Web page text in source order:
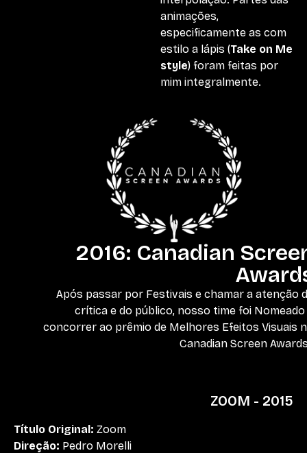
animações,
especificamente as com
estilo a lápis (Take on Me
style) foram feitas por
mim integralmente.
2016: Canadian
Após passar por Festivais e chamar a atenção
crítica e do público, nosso time foi Nomeado
concorrer ao prêmio de Melhores Efeitos Visuais
Canadian Screen
ZOOM - 2015
Título Original: Zoom
Direção: Pedro Morelli